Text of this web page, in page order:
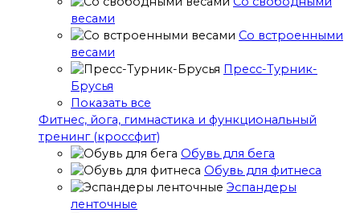
весами
Со встроенными
весами
Пресс-Турник-
Брусья
Показать все
Фитнес, йога, гимнастика и функциональный
тренинг (кроссфит)
Обувь для бега
Обувь для фитнеса
Эспандеры
ленточные